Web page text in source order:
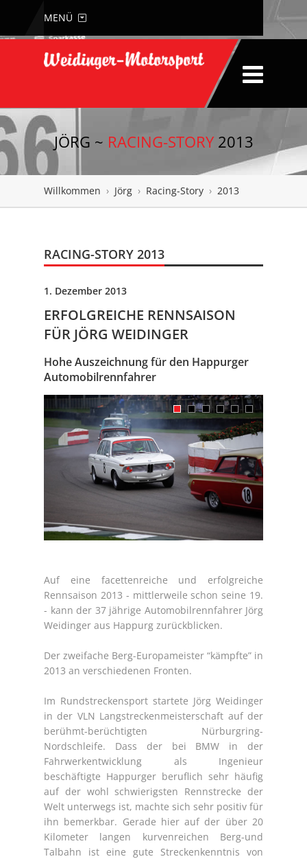
MENÜ
JÖRG ~ RACING-STORY2013
Willkommen › Jörg › Racing-Story › 2013
RACING-STORY 2013
1. Dezember 2013
ERFOLGREICHE RENNSAISON
FÜR JÖRG WEIDINGER
Hohe Auszeichnung für den Happurger
Automobilrennfahrer
Auf eine facettenreiche und erfolgreiche
Rennsaison 2013 - mittlerweile schon seine 19.
- kann der 37 jährige Automobilrennfahrer Jörg
Weidinger aus Happurg zurückblicken.
Der zweifache Berg-Europameister “kämpfte” in
2013 an verschiedenen Fronten.
Im Rundstreckensport startete Jörg Weidinger
in der VLN Langstreckenmeisterschaft auf der
berühmt-berüchtigten Nürburgring-
Nordschleife. Dass der bei BMW in der
Fahrwerkentwicklung als Ingenieur
beschäftigte Happurger beruflich sehr häufig
auf der wohl schwierigsten Rennstrecke der
Welt unterwegs ist, machte sich sehr positiv für
ihn bemerkbar. Gerade hier auf der über 20
Kilometer langen kurvenreichen Berg-und
Talbahn ist eine gute Streckenkenntnis von